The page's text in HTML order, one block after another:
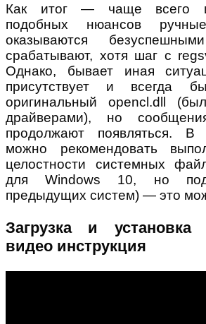
Как итог — чаще всего
подобных нюансов
оказываются
срабатывают, хотя шаг с
Однако, бывает иная
присутствует и всегда
оригинальный opencl.dll
драйверами), но
продолжают появляться. В
можно рекомендовать
целостности системных
для Windows 10, но
предыдущих систем) — это
Загрузка и
видео инструкция